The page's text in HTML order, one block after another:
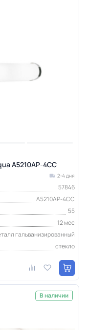
A5210AP-4CC
2-4 дня
57846
A5210AP-4CC
55
12 мес
гальванизированный
стекло
В наличии